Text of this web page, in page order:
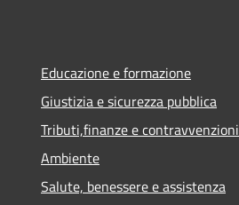
Educazione e formazione
Giustizia e sicurezza pubblica
Tributi,finanze e contravvenzioni
Ambiente
Salute, benessere e assistenza